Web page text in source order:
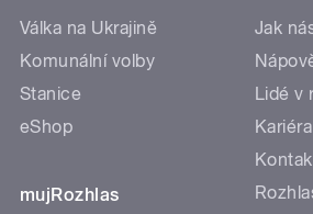
Válka na Ukrajině
Komunální volby
Stanice
eShop
mujRozhlas
Jak
Lidé v
Kariéra